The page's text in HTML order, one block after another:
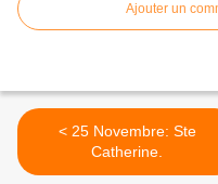
Ajouter un
< 25 Novembre: Ste
Catherine.